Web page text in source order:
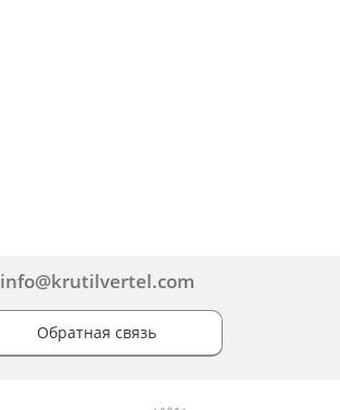
info@krutilvertel.com
Обратная связь